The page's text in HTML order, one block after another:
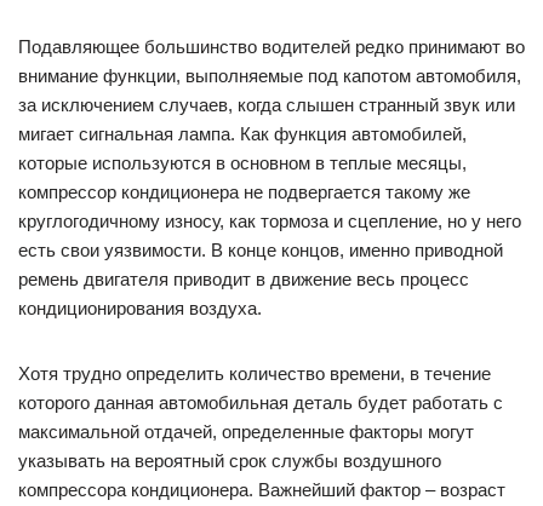
Подавляющее большинство водителей редко принимают во
внимание функции, выполняемые под капотом автомобиля,
за исключением случаев, когда слышен странный звук или
мигает сигнальная лампа. Как функция автомобилей,
которые используются в основном в теплые месяцы,
компрессор кондиционера не подвергается такому же
круглогодичному износу, как тормоза и сцепление, но у него
есть свои уязвимости. В конце концов, именно приводной
ремень двигателя приводит в движение весь процесс
кондиционирования воздуха.
Хотя трудно определить количество времени, в течение
которого данная автомобильная деталь будет работать с
максимальной отдачей, определенные факторы могут
указывать на вероятный срок службы воздушного
компрессора кондиционера. Важнейший фактор – возраст